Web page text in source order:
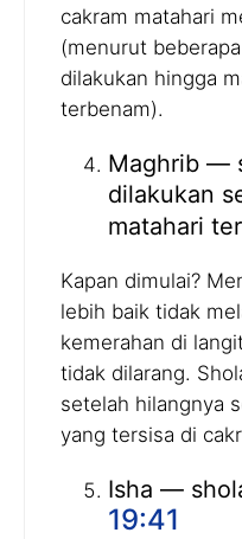
cakram matahari
(menurut
dilakukan hingga
terbenam).
Maghrib —
dilakukan
matahari
Kapan dimulai?
lebih baik tidak
kemerahan di
tidak dilarang.
setelah hilangnya
yang tersisa di
Isha —
19:41